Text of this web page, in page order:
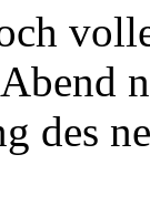
des